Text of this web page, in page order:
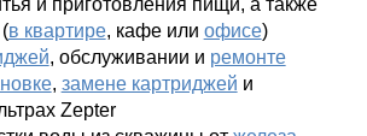
в квартире, кафе или офисе)
, обслуживании и ремонте
, замене картриджей и
Zepter